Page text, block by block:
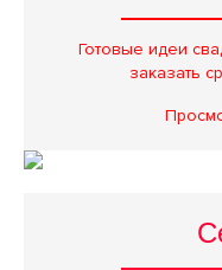
Готовые идеи
заказать